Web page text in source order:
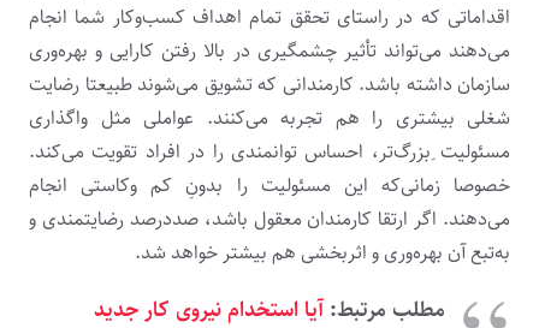
اقداماتی که در راستای تحقق تمام اهداف کسب‌وکار شما انجام
می‌دهند می‌تواند تأثیر چشمگیری در بالا رفتن کارایی و بهره‌وری
سازمان داشته باشد. کارمندانی که تشویق می‌شوند طبیعتا رضایت
شغلی بیشتری را هم تجربه می‌کنند. عواملی مثل واگذاری
مسئولیت ِبزرگ‌تر، احساس توانمندی را در افراد تقویت می‌کند.
خصوصا زمانی‌که این مسئولیت را بدونِ کم وکاستی انجام
می‌دهند. اگر ارتقا کارمندان معقول باشد، صددرصد رضایتمندی و
به‌تبع آن بهره‌وری و اثربخشی هم بیشتر خواهد شد.
مطلب مرتبط:آیا استخدام نیروی کار جدید